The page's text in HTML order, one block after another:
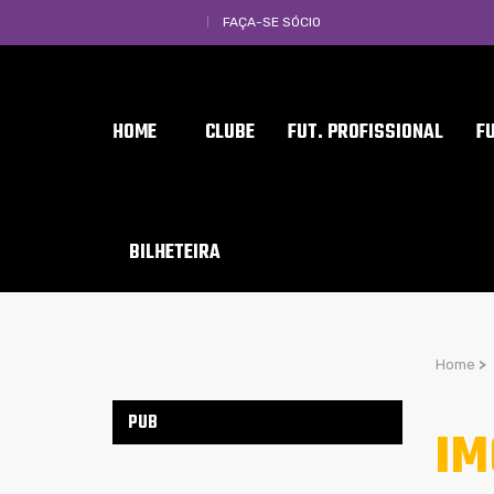
FAÇA-SE SÓCIO
HOME CLUBE FUT. PROFISSIONAL
BILHETEIRA
Home >
PUB